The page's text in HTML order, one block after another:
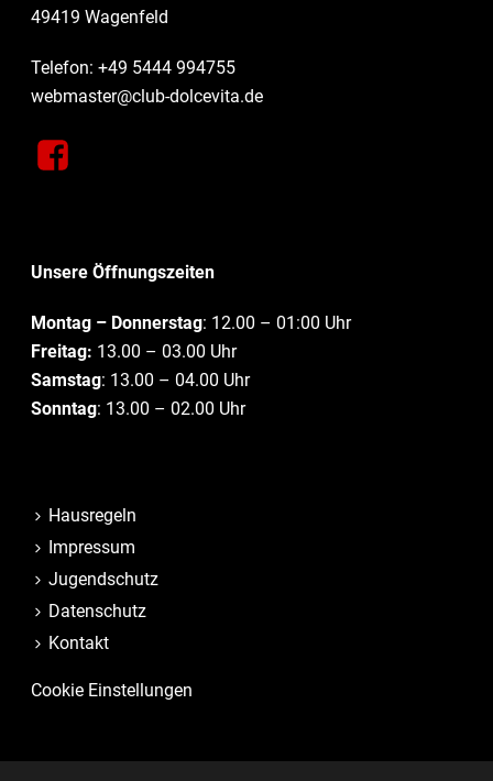
49419 Wagenfeld
Telefon: +49 5444 994755
webmaster@club-dolcevita.de
Unsere Öffnungszeiten
Montag – Donnerstag: 12.00 – 01:00 Uhr
Freitag: 13.00 – 03.00 Uhr
Samstag: 13.00 – 04.00 Uhr
Sonntag: 13.00 – 02.00 Uhr
Hausregeln
Impressum
Jugendschutz
Datenschutz
Kontakt
Cookie Einstellungen